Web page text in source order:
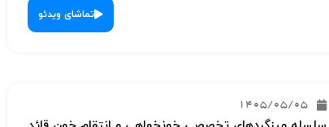
تماشای ویدئو
1405/05/05